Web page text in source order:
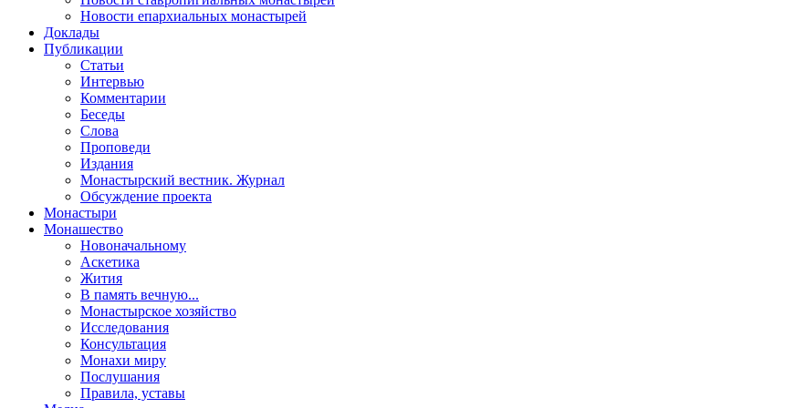
Новости епархиальных монастырей
Доклады
Публикации
Статьи
Интервью
Комментарии
Беседы
Слова
Проповеди
Издания
Монастырский вестник. Журнал
Обсуждение проекта
Монастыри
Монашество
Новоначальному
Аскетика
Жития
В память вечную...
Монастырское хозяйство
Исследования
Консультация
Монахи миру
Послушания
Правила, уставы